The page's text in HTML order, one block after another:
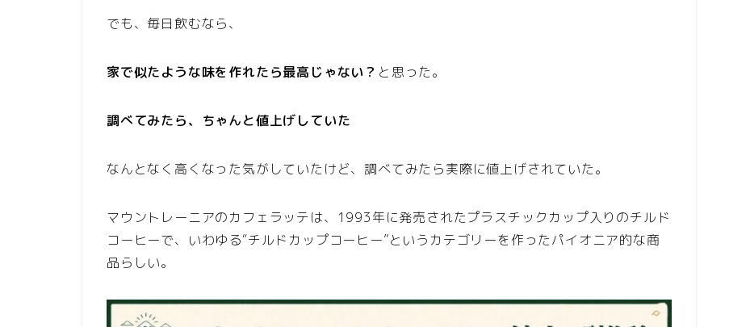
でも、毎日飲むなら、
家で似たような味を作れたら最高じゃない？ と思った。
調べてみたら、ちゃんと値上げしていた
なんとなく高くなった気がしていたけど、調べてみたら実際に値上げされていた。
マウントレーニアのカフェラッテは、1993年に発売されたプラスチックカップ入りのチルド
コーヒーで、いわゆる“チルドカップコーヒー”というカテゴリーを作ったパイオニア的な商
品らしい。